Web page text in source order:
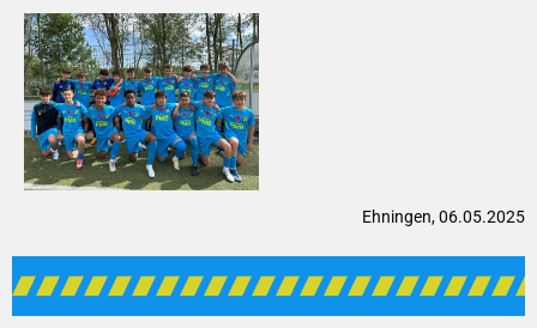
Ehningen, 06.05.2025